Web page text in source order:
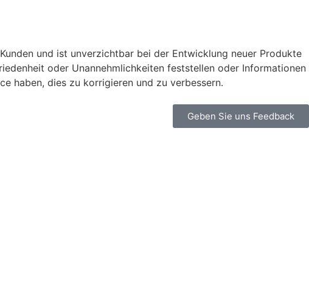
und ist unverzichtbar bei der Entwicklung neuer Produkte
oder Unannehmlichkeiten feststellen oder Informationen
haben, dies zu korrigieren und zu verbessern.
Geben Sie uns Feedback